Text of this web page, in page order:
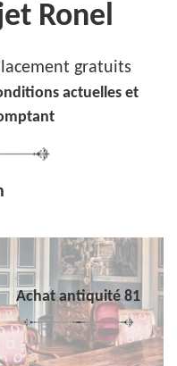
Ronel
gratuits
actuelles et
Achat antiquité 81